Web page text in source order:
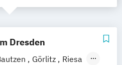
Dresden
Görlitz
Riesa